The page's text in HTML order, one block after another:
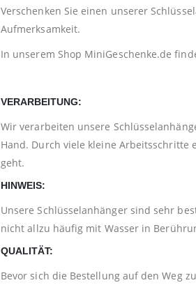
Verschenken Sie einen unserer
Aufmerksamkeit.
In unserem Shop MiniGeschenke.de
VERARBEITUNG:
Wir verarbeiten unsere
Hand. Durch viele kleine Arbeitsschritte
geht.
HINWEIS:
Unsere Schlüsselanhänger sind sehr
nicht allzu häufig mit Wasser in
QUALITÄT:
Bevor sich die Bestellung auf den Weg